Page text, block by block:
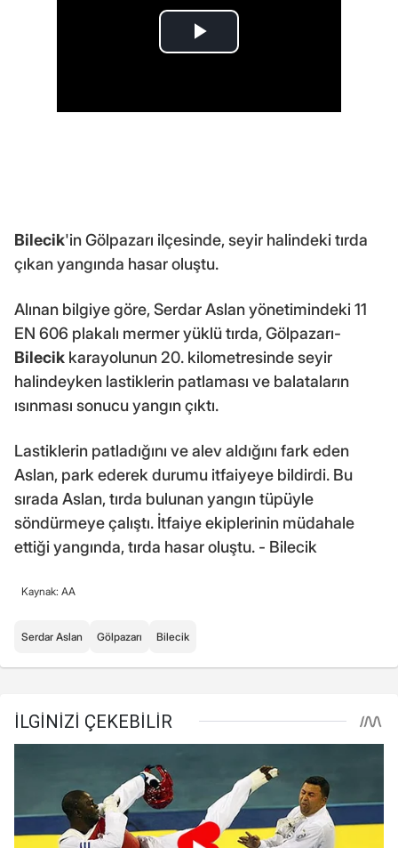
Bilecik'in Gölpazarı ilçesinde, seyir halindeki tırda
çıkan yangında hasar oluştu.
Alınan bilgiye göre, Serdar Aslan yönetimindeki 11
EN 606 plakalı mermer yüklü tırda, Gölpazarı-
Bilecik karayolunun 20. kilometresinde seyir
halindeyken lastiklerin patlaması ve balataların
ısınması sonucu yangın çıktı.
Lastiklerin patladığını ve alev aldığını fark eden
Aslan, park ederek durumu itfaiyeye bildirdi. Bu
sırada Aslan, tırda bulunan yangın tüpüyle
söndürmeye çalıştı. İtfaiye ekiplerinin müdahale
ettiği yangında, tırda hasar oluştu. - Bilecik
Kaynak: AA
Serdar Aslan Gölpazarı Bilecik